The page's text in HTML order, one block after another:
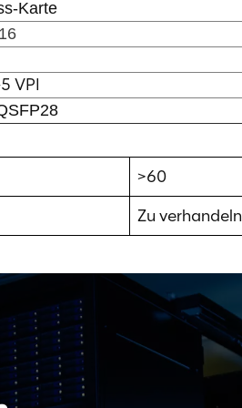
Karte
VPI
>60
Zu verhandeln